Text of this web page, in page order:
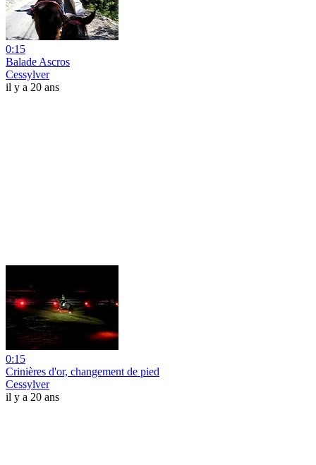
0:15
Balade Ascros
Cessylver
il y a 20 ans
0:15
Crinières d'or, changement de pied
Cessylver
il y a 20 ans